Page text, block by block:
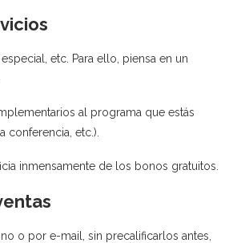
etc. Para ello, piensa en un
al programa que estás
conferencia, etc.).
inmensamente de los bonos gratuitos.
o por e-mail, sin precalificarlos antes,